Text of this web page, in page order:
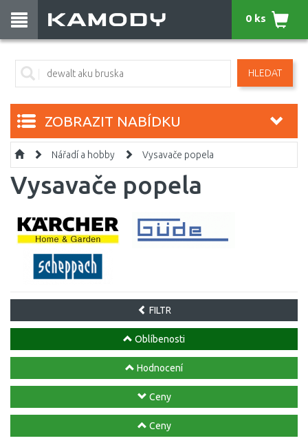
HLEDAT
0 ks
ZOBRAZIT NABÍDKU
Nářadí a hobby Vysavače popela
Vysavače popela
FILTR
Oblíbenosti
Hodnocení
Ceny
Ceny